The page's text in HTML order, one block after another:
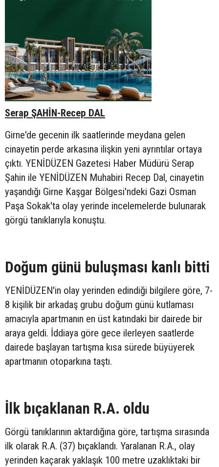
Serap ŞAHİN-Recep DAL
Girne'de gecenin ilk saatlerinde meydana gelen
cinayetin perde arkasına ilişkin yeni ayrıntılar ortaya
çıktı. YENİDÜZEN Gazetesi Haber Müdürü Serap
Şahin ile YENİDÜZEN Muhabiri Recep Dal, cinayetin
yaşandığı Girne Kaşgar Bölgesi'ndeki Gazi Osman
Paşa Sokak'ta olay yerinde incelemelerde bulunarak
görgü tanıklarıyla konuştu.
Doğum günü buluşması kanlı bitti
YENİDÜZEN'in olay yerinden edindiği bilgilere göre, 7-
8 kişilik bir arkadaş grubu doğum günü kutlaması
amacıyla apartmanın en üst katındaki bir dairede bir
araya geldi. İddiaya göre gece ilerleyen saatlerde
dairede başlayan tartışma kısa sürede büyüyerek
apartmanın otoparkına taştı.
İlk bıçaklanan R.A. oldu
Görgü tanıklarının aktardığına göre, tartışma sırasında
ilk olarak R.A. (37) bıçaklandı. Yaralanan R.A., olay
yerinden kaçarak yaklaşık 100 metre uzaklıktaki bir